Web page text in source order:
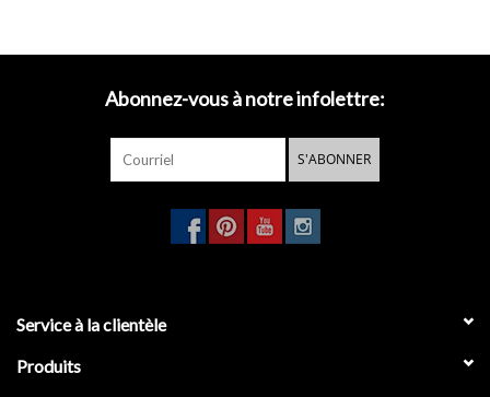
Abonnez-vous à notre infolettre:
S'ABONNER
Service à la clientèle
Produits